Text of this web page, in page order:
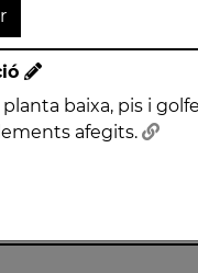
planta baixa, pis i
afegits.
pis i golfes, de